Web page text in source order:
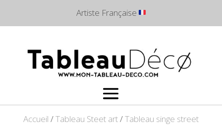
Artiste Française
Accueil /Tableau Steet art/Tableau singe street